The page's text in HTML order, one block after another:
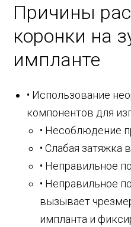
Причины
коронки на
импланте
• Использование
компонентов для
• Несоблюдение
• Слабая затяжка
• Неправильное
• Неправильное
вызывает
импланта и